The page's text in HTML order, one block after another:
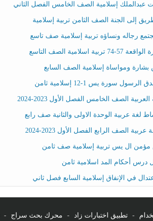
إسلامية الصف الخامس الفصل الثاني
إلى الجنة الصف الثامن تربية إسلامية
رجاله ونساؤه تربية إسلامية صف تاسع
اسلامية الصف التاسع
ومواساة إسلامية الصف السابع
سورة يس 1-12 إسلامية ثامن
الصف الخامس الفصل الأول 2023-2024
لغة عربية الوحدة الاولى والثانية صف رابع
الصف الرابع الفصل الأول 2023-2024
ال يس تربية إسلامية صف ثامن
درس أحكام المد اسلامية ثامن
في الإنفاق إسلامية السابع فصل ثاني
- تطبيق اختبارات زاد - محرك بحث سراج -